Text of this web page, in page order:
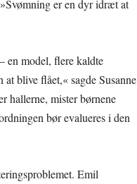
er en dyr idræt at
en model, flere kaldte
blive flået,« sagde Susanne
hallerne, mister børnene
bør evalueres i den
Emil